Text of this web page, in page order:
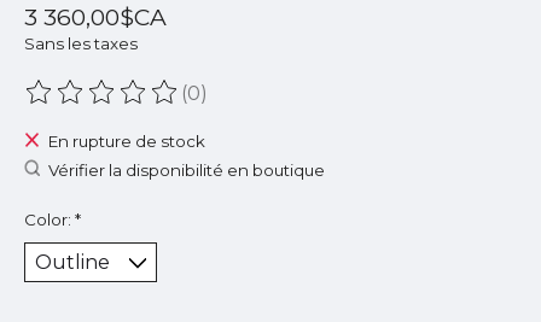
3 360,00$CA
Sans les taxes
Ce produit est évalué à
(0)
En rupture de stock
Vérifier la disponibilité en boutique
Color: *